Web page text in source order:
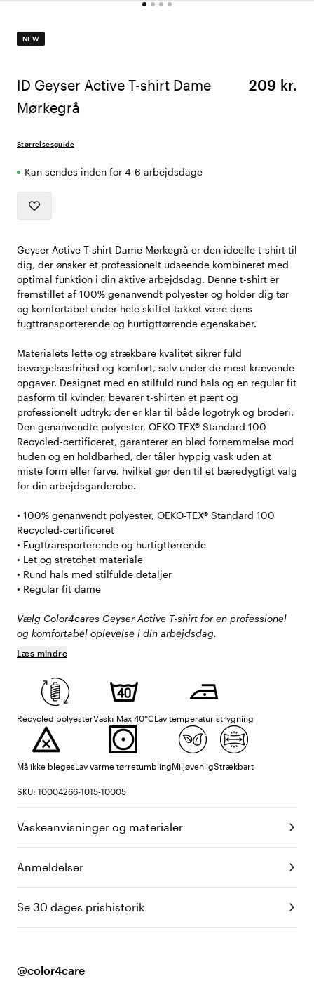
NEW
ID Geyser Active T-shirt Dame
Mørkegrå
209 kr.
Størrelsesguide
Kan sendes inden for 4-6 arbejdsdage
Geyser Active T-shirt Dame Mørkegrå er den ideelle t-shirt til
dig, der ønsker et professionelt udseende kombineret med
optimal funktion i din aktive arbejdsdag. Denne t-shirt er
fremstillet af 100% genanvendt polyester og holder dig tør
og komfortabel under hele skiftet takket være dens
fugttransporterende og hurtigttørrende egenskaber.
Materialets lette og strækbare kvalitet sikrer fuld
bevægelsesfrihed og komfort, selv under de mest krævende
opgaver. Designet med en stilfuld rund hals og en regular fit
pasform til kvinder, bevarer t-shirten et pænt og
professionelt udtryk, der er klar til både logotryk og broderi.
Den genanvendte polyester, OEKO-TEX® Standard 100
Recycled-certificeret, garanterer en blød fornemmelse mod
huden og en holdbarhed, der tåler hyppig vask uden at
miste form eller farve, hvilket gør den til et bæredygtigt valg
for din arbejdsgarderobe.
• 100% genanvendt polyester, OEKO-TEX® Standard 100
Recycled-certificeret
• Fugttransporterende og hurtigttørrende
• Let og stretchet materiale
• Rund hals med stilfulde detaljer
• Regular fit dame
Vælg Color4cares Geyser Active T-shirt for en professionel
og komfortabel oplevelse i din arbejdsdag.
Læs mindre
Recycled polyesterVask: Max 40°CLav temperatur strygning
Må ikke blegesLav varme tørretumblingMiljøvenligStrækbart
SKU: 10004266-1015-10005
Vaskeanvisninger og materialer
Anmeldelser
Se 30 dages prishistorik
@color4care